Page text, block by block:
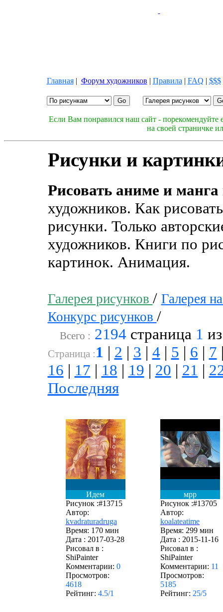
Главная| Форум художников | Правила | FAQ | $$$
Если Вам понравился наш сайт - порекомендуйте
на своей страничке
Рисунки и
Рисовать аниме и
художников. Как
рисунки. Только
художников. Книги по
картинок. Анимация.
Галерея рисунков / Галерея
Конкурс рисунков /
Всего : 2194 страница 1
Cтраница :1 | 2 | 3 | 4 | 5 | 6 | 7
16 | 17 | 18 | 19 | 20 | 21 |
Последняя
Идем
Рисунок :#13715
Автор:
kvadraturadruga
Время: 170 мин
Дата : 2017-03-28
Рисовал в :
ShiPainter
Комментарии: 0
Просмотров:
4618
Рейтинг: 4.5/1
мрр
Рисунок :#13705
Автор:
koalateatime
Время: 299 мин
Дата : 2015-11-16
Рисовал в :
ShiPainter
Комментарии: 11
Просмотров:
5185
Рейтинг: 25/5